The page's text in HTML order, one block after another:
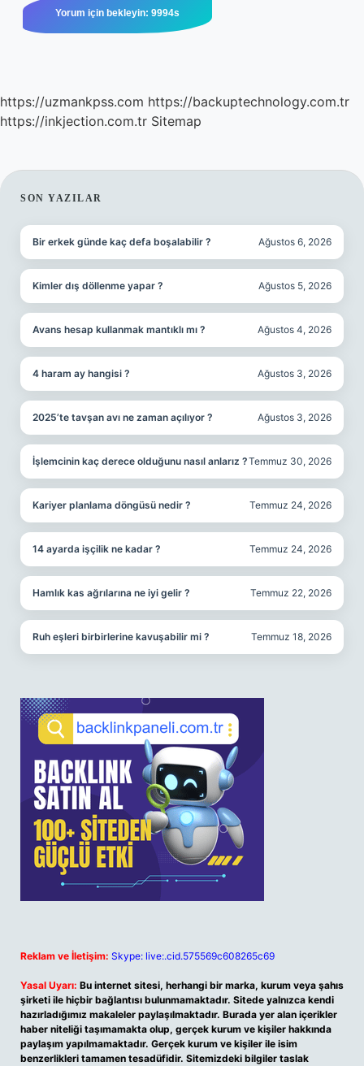
https://uzmankpss.com https://backuptechnology.com.tr
https://inkjection.com.tr Sitemap
SIDEBAR
SON YAZILAR
Bir erkek günde kaç defa boşalabilir ? Ağustos 6, 2026
Kimler dış döllenme yapar ? Ağustos 5, 2026
Avans hesap kullanmak mantıklı mı ? Ağustos 4, 2026
4 haram ay hangisi ? Ağustos 3, 2026
2025’te tavşan avı ne zaman açılıyor ? Ağustos 3, 2026
İşlemcinin kaç derece olduğunu nasıl anlarız ?Temmuz 30, 2026
Kariyer planlama döngüsü nedir ? Temmuz 24, 2026
14 ayarda işçilik ne kadar ? Temmuz 24, 2026
Hamlık kas ağrılarına ne iyi gelir ? Temmuz 22, 2026
Ruh eşleri birbirlerine kavuşabilir mi ? Temmuz 18, 2026
Reklam ve İletişim: Skype: live:.cid.575569c608265c69
Yasal Uyarı: Bu internet sitesi, herhangi bir marka, kurum veya şahıs
şirketi ile hiçbir bağlantısı bulunmamaktadır. Sitede yalnızca kendi
hazırladığımız makaleler paylaşılmaktadır. Burada yer alan içerikler
haber niteliği taşımamakta olup, gerçek kurum ve kişiler hakkında
paylaşım yapılmamaktadır. Gerçek kurum ve kişiler ile isim
benzerlikleri tamamen tesadüfidir. Sitemizdeki bilgiler taslak